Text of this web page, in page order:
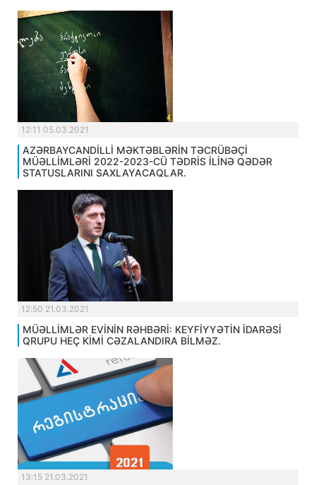
12:11 05.03.2021
AZƏRBAYCANDİLLİ MƏKTƏBLƏRİN TƏCRÜBƏÇİ
MÜƏLLİMLƏRİ 2022-2023-CÜ TƏDRİS İLİNƏ QƏDƏR
STATUSLARINI SAXLAYACAQLAR.
12:50 21.03.2021
MÜƏLLİMLƏR EVİNİN RƏHBƏRİ: KEYFİYYƏTİN İDARƏSİ
QRUPU HEÇ KİMİ CƏZALANDIRA BİLMƏZ.
13:15 21.03.2021